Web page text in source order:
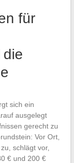
für
die
sich ein
ausgelegt
gerecht zu
Vor Ort,
schlägt vor,
€ und 200 €